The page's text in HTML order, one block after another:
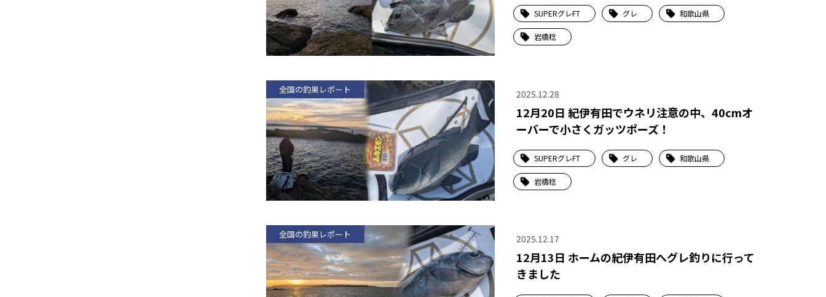
SUPERグレFT グレ 和歌山県
岩橋稔
全国の釣果レポート 2025.12.28
12月20日 紀伊有田でウネリ注意の中、40cmオ
ーバーで小さくガッツポーズ！
SUPERグレFT グレ 和歌山県
岩橋稔
全国の釣果レポート 2025.12.17
12月13日 ホームの紀伊有田へグレ釣りに行って
きました